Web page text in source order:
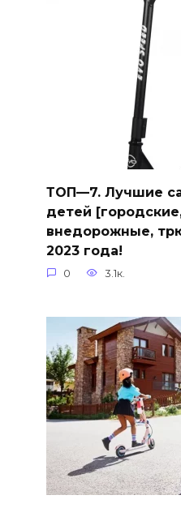
ТОП—7. Лучшие
детей
внедорожные,
2023 года!
0 3.1к.